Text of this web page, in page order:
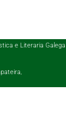
e Literaria Galega